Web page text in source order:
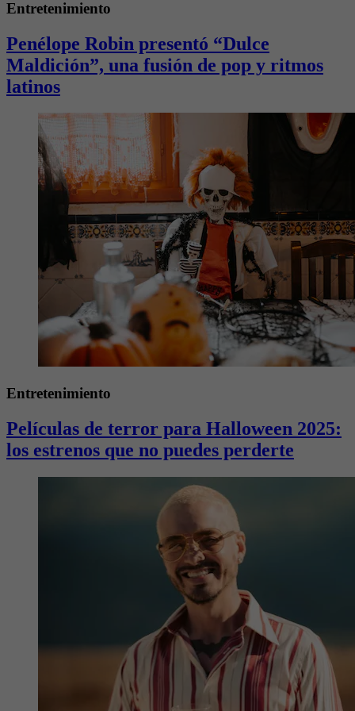
Entretenimiento
Penélope Robin presentó “Dulce
Maldición”, una fusión de pop y ritmos
latinos
Entretenimiento
Películas de terror para Halloween 2025:
los estrenos que no puedes perderte